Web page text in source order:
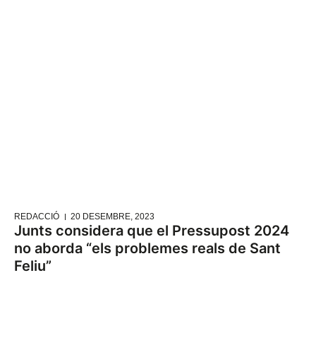
REDACCIÓ 20 DESEMBRE, 2023
Junts considera que el Pressupost 2024
no aborda “els problemes reals de Sant
Feliu”